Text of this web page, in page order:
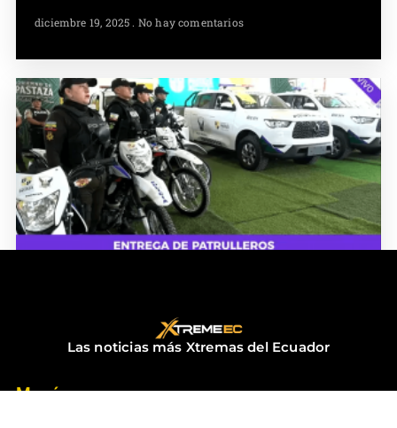
diciembre 19, 2025 No hay comentarios
No hay comentarios
Las noticias más Xtremas del Ecuador
Menú